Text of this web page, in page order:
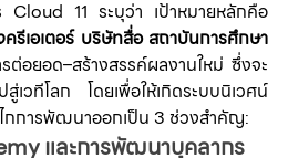
รีเอเตอร์ บริษัทสื่อ สถาบันการศึกษา
รต่อยอด–สร้างสรรค์ผลงานใหม่ ซึ่งจะ
เวทีโลก โดยเพื่อให้เกิดระบบนิเวศน์
กการพัฒนาออกเป็น 3 ช่วงสำคัญ:
และการพัฒนาบุคลากร